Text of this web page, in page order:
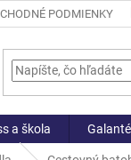
PODMIENKY
a škola